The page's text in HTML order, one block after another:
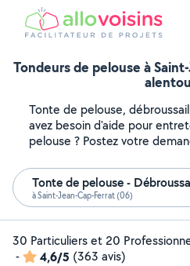
Tondeurs de pelouse à
Tonte de pelouse,
avez besoin d'aide pour
pelouse ? Postez votre
Tonte de pelouse -
à Saint-Jean-Cap-Ferrat (06)
30 Particuliers et 20
-
4,6/5 (363 avis)